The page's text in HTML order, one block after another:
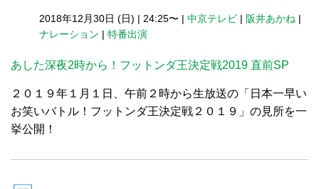
2018年12月30日 (日) | 24:25〜 | 中京テレビ | 阪井あかね |
ナレーション | 特番出演
あした深夜2時から！フットンダ王決定戦2019 直前SP
２０１９年１月１日、午前２時から生放送の「日本一早い
お笑いバトル！フットンダ王決定戦２０１９」の見所を一
挙公開！